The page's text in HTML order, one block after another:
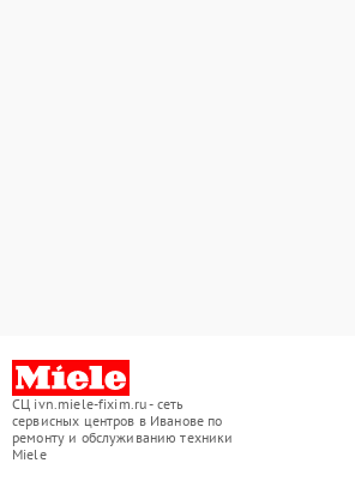
СЦ ivn.miele-fixim.ru - сеть
сервисных центров в Иванове по
ремонту и обслуживанию техники
Miele